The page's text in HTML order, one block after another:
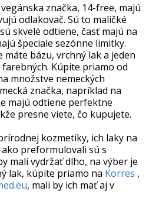
značka, 14-free, majú
odlakovač. Sú to maličké
skvelé odtiene, časť majú na
špeciale sezónne limitky.
máte bázu, vrchný lak a jeden
Kúpite priamo od
množstve nemeckých
značka, napríklad na
majú odtiene perfektne
presne viete, čo kupujete.
kozmetiky, ich laky na
preformulovali sú s
mali vydržať dlho, na výber je
lak, kúpite priamo na Korres ,
, mali by ich mať aj v